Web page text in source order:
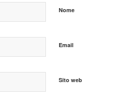
Nome
Email
Sito web